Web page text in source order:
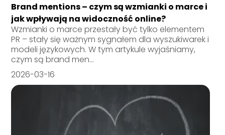
Brand mentions – czym są wzmianki o marce i
jak wpływają na widoczność online?
Wzmianki o marce przestały być tylko elementem
PR – stały się ważnym sygnałem dla wyszukiwarek i
modeli językowych. W tym artykule wyjaśniamy,
czym są brand men...
2026-03-16